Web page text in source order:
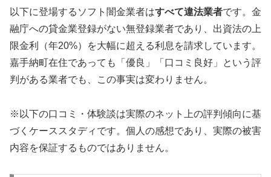
以下に登場するソフト闇金業者はすべて違法業者です。金
融庁への貸金業登録がない無登録業者であり、出資法の上
限金利（年20%）を大幅に超える利息を請求しています。
嘉手納町在住であっても「優良」「口コミ良好」という評
判がある業者でも、この事実は変わりません。
※以下の口コミ・体験談は実際のネット上の評判傾向に基
づくケーススタディです。個人の感想であり、実際の被害
内容を保証するものではありません。